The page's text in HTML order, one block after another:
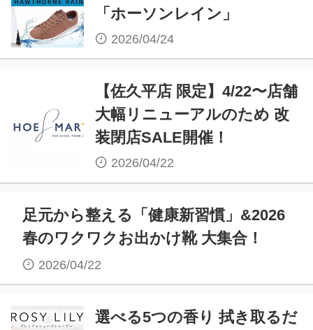
「ホーソンレイン」
2026/04/24
【佐久平店 限定】4/22〜店舗
大幅リニューアルのため 改
装閉店SALE開催！
2026/04/22
足元から整える「健康新習慣」&2026
春のワクワクお出かけ靴 大集合！
2026/04/22
選べる5つの香り 拭き取るだ